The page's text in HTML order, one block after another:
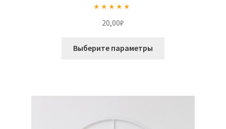
из 5
20,00₽
Выберите параметры